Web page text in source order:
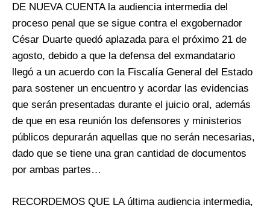
DE NUEVA CUENTA la audiencia intermedia del
proceso penal que se sigue contra el exgobernador
César Duarte quedó aplazada para el próximo 21 de
agosto, debido a que la defensa del exmandatario
llegó a un acuerdo con la Fiscalía General del Estado
para sostener un encuentro y acordar las evidencias
que serán presentadas durante el juicio oral, además
de que en esa reunión los defensores y ministerios
públicos depurarán aquellas que no serán necesarias,
dado que se tiene una gran cantidad de documentos
por ambas partes…
RECORDEMOS QUE LA última audiencia intermedia,